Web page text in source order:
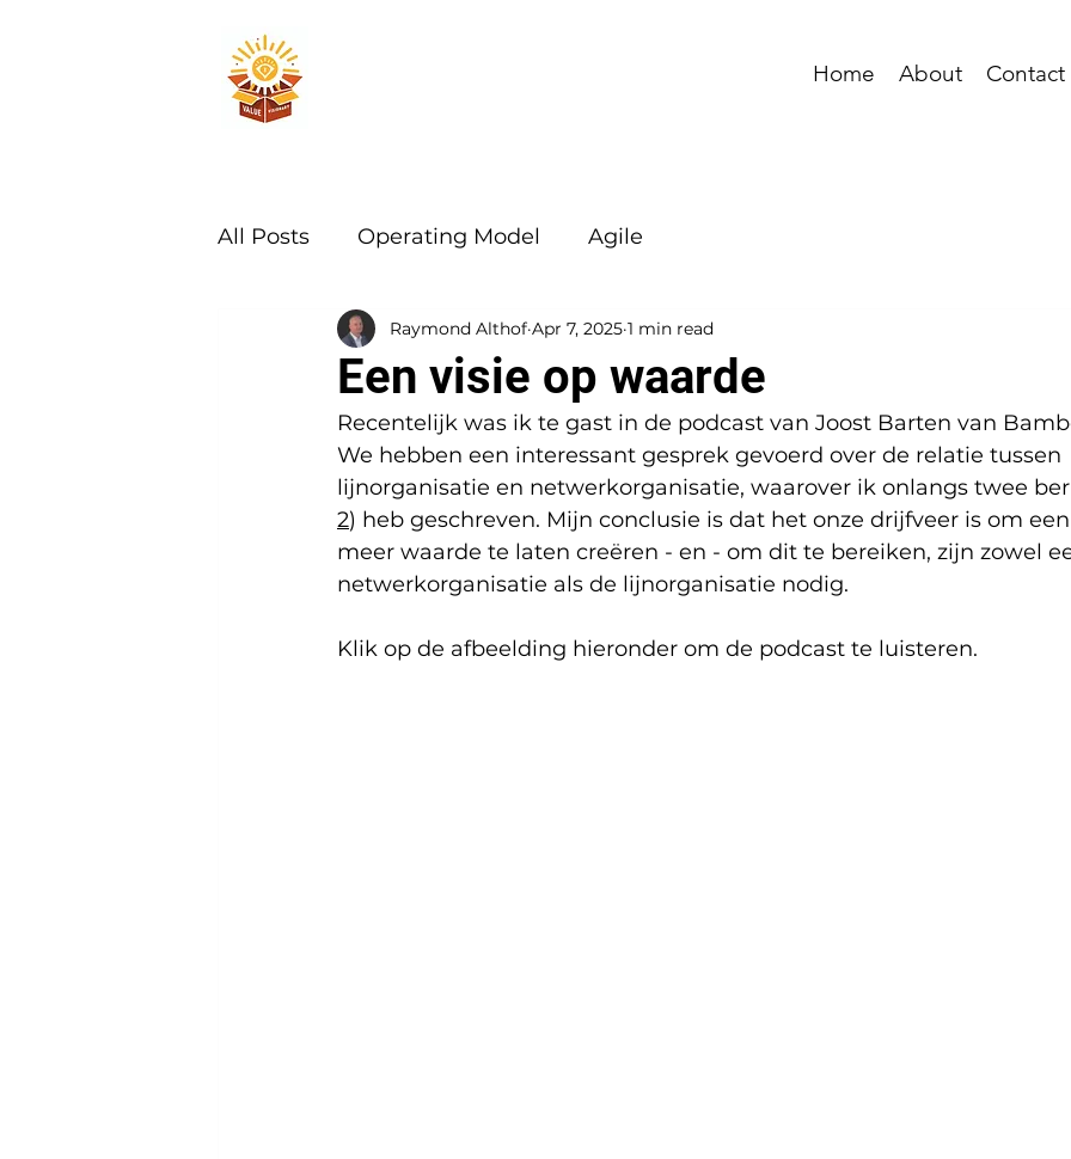
Home About Contact
All Posts Operating Model Agile
Een visie op waarde
Raymond Althof Apr 7, 2025 1 min read
Recentelijk was ik te gast in de podcast van Joost Barten van
We hebben een interessant gesprek gevoerd over de relatie tussen
lijnorganisatie en netwerkorganisatie, waarover ik onlangs twee
2) heb geschreven. Mijn conclusie is dat het onze drijfveer is om
meer waarde te laten creëren - en - om dit te bereiken, zijn zowel
netwerkorganisatie als de lijnorganisatie nodig.
Klik op de afbeelding hieronder om de podcast te luisteren.